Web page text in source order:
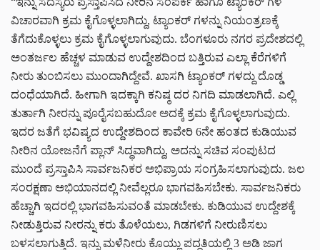
ವಿಚಾರವಾಗಿ ಕ್ರಮ ಕೈಗೊಳ್ಳಲಾಗಿದ್ದು, ಟ್ಯಾಂಕರ್ ಗಳನ್ನು ನಿಯಂತ್ರಣಕ್ಕೆ
ತೆಗೆದುಕೊಳ್ಳಲು ಕ್ರಮ ಕೈಗೊಳ್ಳಲಾಗುವುದು. ಬೆಂಗಳೂರು ನಗರ ಪ್ರದೇಶದಲ್ಲಿ
ಅಂತರ್ಜಲ ಹೆಚ್ಚಳ ಮಾಡುವ ಉದ್ದೇಶದಿಂದ ಬತ್ತಿರುವ ಎಲ್ಲಾ ಕೆರೆಗಳಿಗೆ
ನೀರು ತುಂಬಿಸಲು ಮುಂದಾಗಿದ್ದೇವೆ. ಖಾಸಗಿ ಟ್ಯಾಂಕರ್ ಗಳದ್ದು ದೊಡ್ಡ
ದಂಧೆಯಾಗಿದೆ. ಹೀಗಾಗಿ ಇದಕ್ಕಾಗಿ ಕನಿಷ್ಠ ದರ ನಿಗದಿ ಮಾಡಲಾಗಿದೆ. ಎಲ್ಲಿ
ತುರ್ತಾಗಿ ನೀರನ್ನು ಪೂರೈಸಬಹುದೋ ಅದಕ್ಕೆ ಕ್ರಮ ಕೈಗೊಳ್ಳಲಾಗುವುದು.
ಇದರ ಜತೆಗೆ ಭವಿಷ್ಯದ ಉದ್ದೇಶದಿಂದ ಕಾವೇರಿ 6ನೇ ಹಂತದ ಕುಡಿಯುವ
ನೀರಿನ ಯೋಜನೆಗೆ ಪ್ಲಾನ್ ಸಿದ್ಧವಾಗಿದ್ದು, ಅದನ್ನು ಸಚಿವ ಸಂಪುಟದ
ಮುಂದೆ ಪ್ರಸ್ತಾಪಿಸಿ ಸಾರ್ವಜನಿಕರ ಅಭಿಪ್ರಾಯ ಸಂಗ್ರಹಿಸಲಾಗುವುದು. ಜಲ
ಸಂರಕ್ಷಣಾ ಅಭಿಯಾನದಲ್ಲಿ ನೀವೆಲ್ಲರೂ ಭಾಗವಹಿಸಬೇಕು. ಸಾರ್ವಜನಿಕರು
ಹೆಚ್ಚಾಗಿ ಇದರಲ್ಲಿ ಭಾಗವಹಿಸುವಂತೆ ಮಾಡಬೇಕು. ಕುಡಿಯುವ ಉದ್ದೇಶಕ್ಕೆ
ನೀಡುತ್ತಿರುವ ನೀರನ್ನು ಕರು ತೊಳೆಯಲು, ಗಿಡಗಳಿಗೆ ನೀರುಣಿಸಲು
ಬಳಸಲಾಗುತ್ತಿದೆ. ಇನ್ನು ಮಳೆನೀರು ಕೊಯ್ಲು ಪದ್ಧತಿಯಲ್ಲಿ 3 ಅಡಿ ಜಾಗ